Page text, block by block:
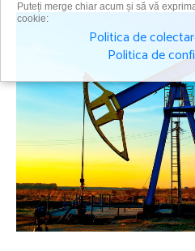
Puteți merge chiar acum și să vă
cookie:
Politica de
Politica de